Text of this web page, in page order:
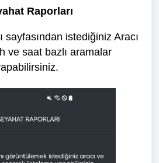
Raporları
sayfasından istediğiniz Aracı
ve saat bazlı aramalar